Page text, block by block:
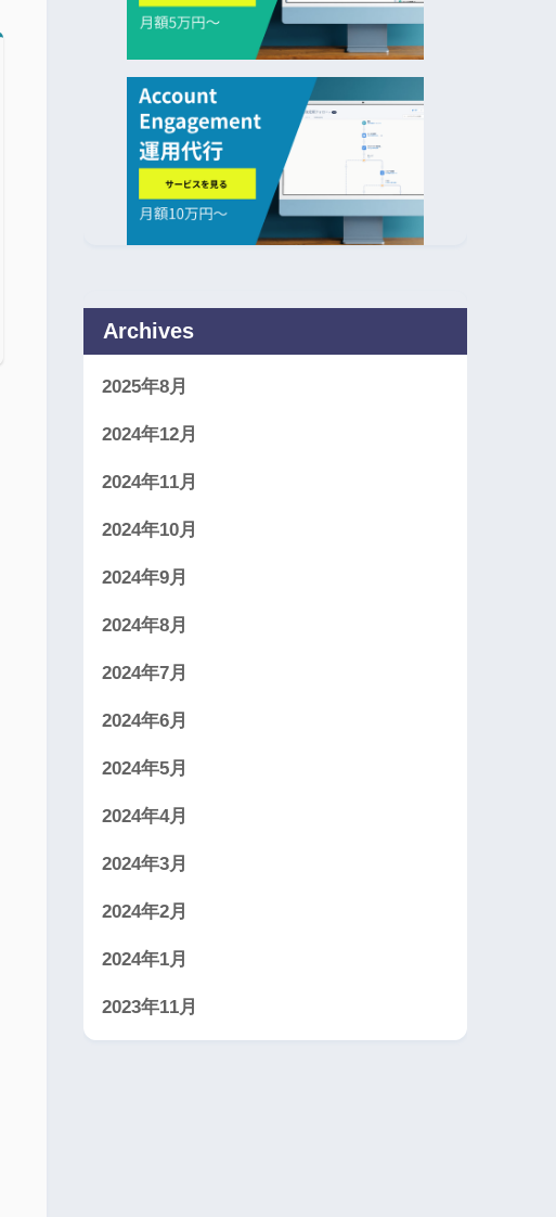
Archives
2025年8月
2024年12月
2024年11月
2024年10月
2024年9月
2024年8月
2024年7月
2024年6月
2024年5月
2024年4月
2024年3月
2024年2月
2024年1月
2023年11月